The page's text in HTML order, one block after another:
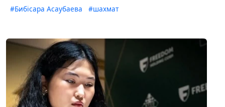
#Бибісара Асаубаева #шахмат